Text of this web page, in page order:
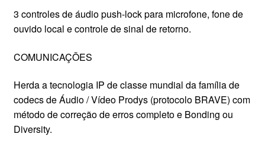
3 controles de áudio push-lock para microfone, fone de
ouvido local e controle de sinal de retorno.
COMUNICAÇÕES
Herda a tecnologia IP de classe mundial da família de
codecs de Áudio / Vídeo Prodys (protocolo BRAVE) com
método de correção de erros completo e Bonding ou
Diversity.